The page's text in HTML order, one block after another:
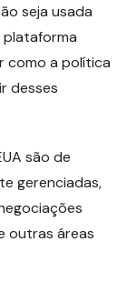
seja usada
plataforma
como a política
desses
são de
gerenciadas,
outras áreas